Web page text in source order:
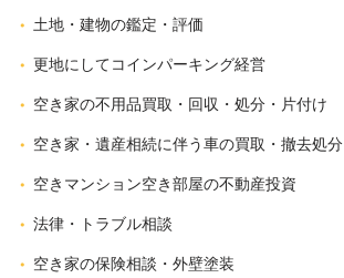
土地・建物の鑑定・評価
更地にしてコインパーキング経営
空き家の不用品買取・回収・処分・片付け
空き家・遺産相続に伴う車の買取・撤去処分
空きマンション空き部屋の不動産投資
法律・トラブル相談
空き家の保険相談・外壁塗装